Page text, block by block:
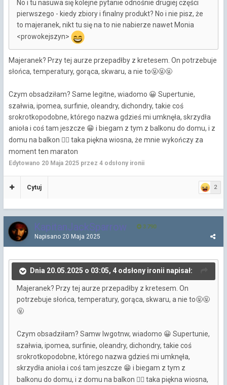
No i tu nasuwa się kolejne pytanie odnośnie drugiej części
pierwszego - kiedy zbiory i finalny produkt? No i nie pisz, że
to majeranek, nikt tu się na to nie nabierze nawet Monia
<prowokejszyn>
Majeranek? Przy tej aurze przepadłby z kretesem. On potrzebuje
słońca, temperatury, gorąca, skwaru, a nie to🤬🤬🤬
Czym obsadziłam? Same legitne, wiadomo 😀 Supertunie,
szałwia, ipomea, surfinie, oleandry, dichondry, takie coś
srokrotkopodobne, którego nazwa gdzieś mi umknęła, skrzydła
anioła i coś tam jeszcze 😁 i biegam z tym z balkonu do domu, i z
domu na balkon 🤦‍♀️ taka piękna wiosna, że mnie wykończy za
moment ten maraton
Edytowano 20 Maja 2025 przez 4 odsłony ironii
2
Cytuj
KapitanJackSparrow 3 790
Napisano 20 Maja 2025
Dnia 20.05.2025 o 03:05, 4 odsłony ironii napisał:
Majeranek? Przy tej aurze przepadłby z kretesem. On
potrzebuje słońca, temperatury, gorąca, skwaru, a nie to🤬🤬
🤬
Czym obsadziłam? Samw lwgotnw, wiadomo 😀 Supertunie,
szałwia, ipomea, surfinie, oleandry, dichondry, takie coś
srokrotkopodobne, którego nazwa gdzieś mi umknęła,
skrzydła anioła i coś tam jeszcze 😁 i biegam z tym z
balkonu do domu, i z domu na balkon 🤦‍♀️ taka piękna wiosna,